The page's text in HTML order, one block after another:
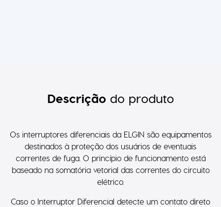
Descriçãodo produto
Os interruptores diferenciais da ELGIN são equipamentos
destinados à proteção dos usuários de eventuais
correntes de fuga. O princípio de funcionamento está
baseado na somatória vetorial das correntes do circuito
elétrico.
Caso o Interruptor Diferencial detecte um contato direto